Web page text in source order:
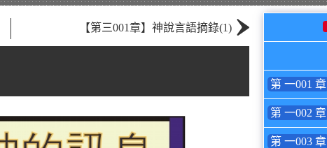
【第三001章】神說言語摘錄(1) ›
第 一001 章
第 一002 章
第 一003 章